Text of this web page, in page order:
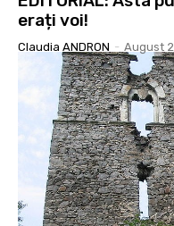
erați voi!
Claudia ANDRON - August